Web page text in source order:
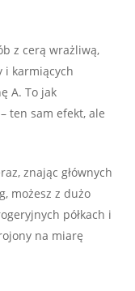
z cerą wrażliwą,
i karmiących
A. To jak
ten sam efekt, ale
znając głównych
możesz z dużo
półkach i
na miarę